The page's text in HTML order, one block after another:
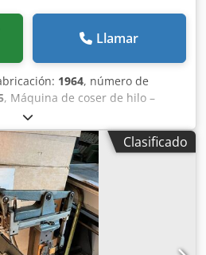
Llamar
1964, número de
, Máquina de coser de hilo –
39 3/4 S2, año 1964 – Número
120 x 70 mm – Tamaño
de costura Velocidad
Inspección en vídeo en línea
mucho recibir su visita;
stock. Codpfx Ageh Axm Uekerf
se puede inspeccionar. En
se puede probar.
Clasificado